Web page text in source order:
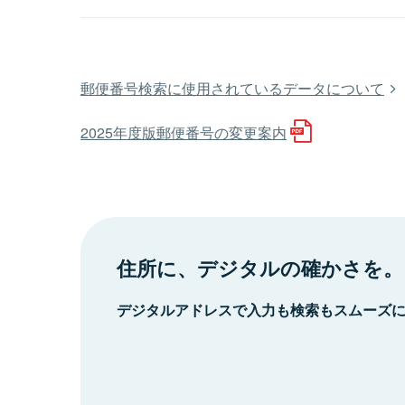
郵便番号検索に使用されているデータについて
2025年度版郵便番号の変更案内
住所に、デジタルの確かさを。
デジタルアドレスで入力も検索もスムーズ